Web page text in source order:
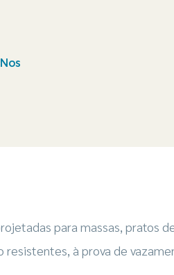
para massas, pratos
à prova de